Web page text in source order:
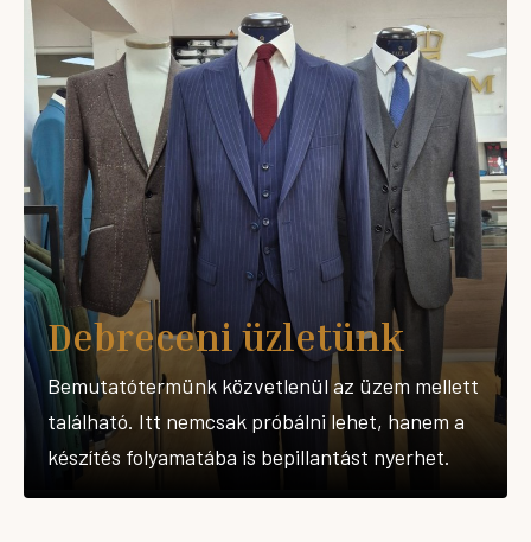
Debreceni üzletünk
Bemutatótermünk közvetlenül az üzem mellett
található. Itt nemcsak próbálni lehet, hanem a
készítés folyamatába is bepillantást nyerhet.